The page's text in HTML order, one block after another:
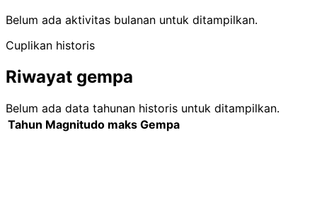
Belum ada aktivitas bulanan untuk ditampilkan.
Cuplikan historis
Riwayat gempa
Belum ada data tahunan historis untuk ditampilkan.
Tahun Magnitudo maks Gempa